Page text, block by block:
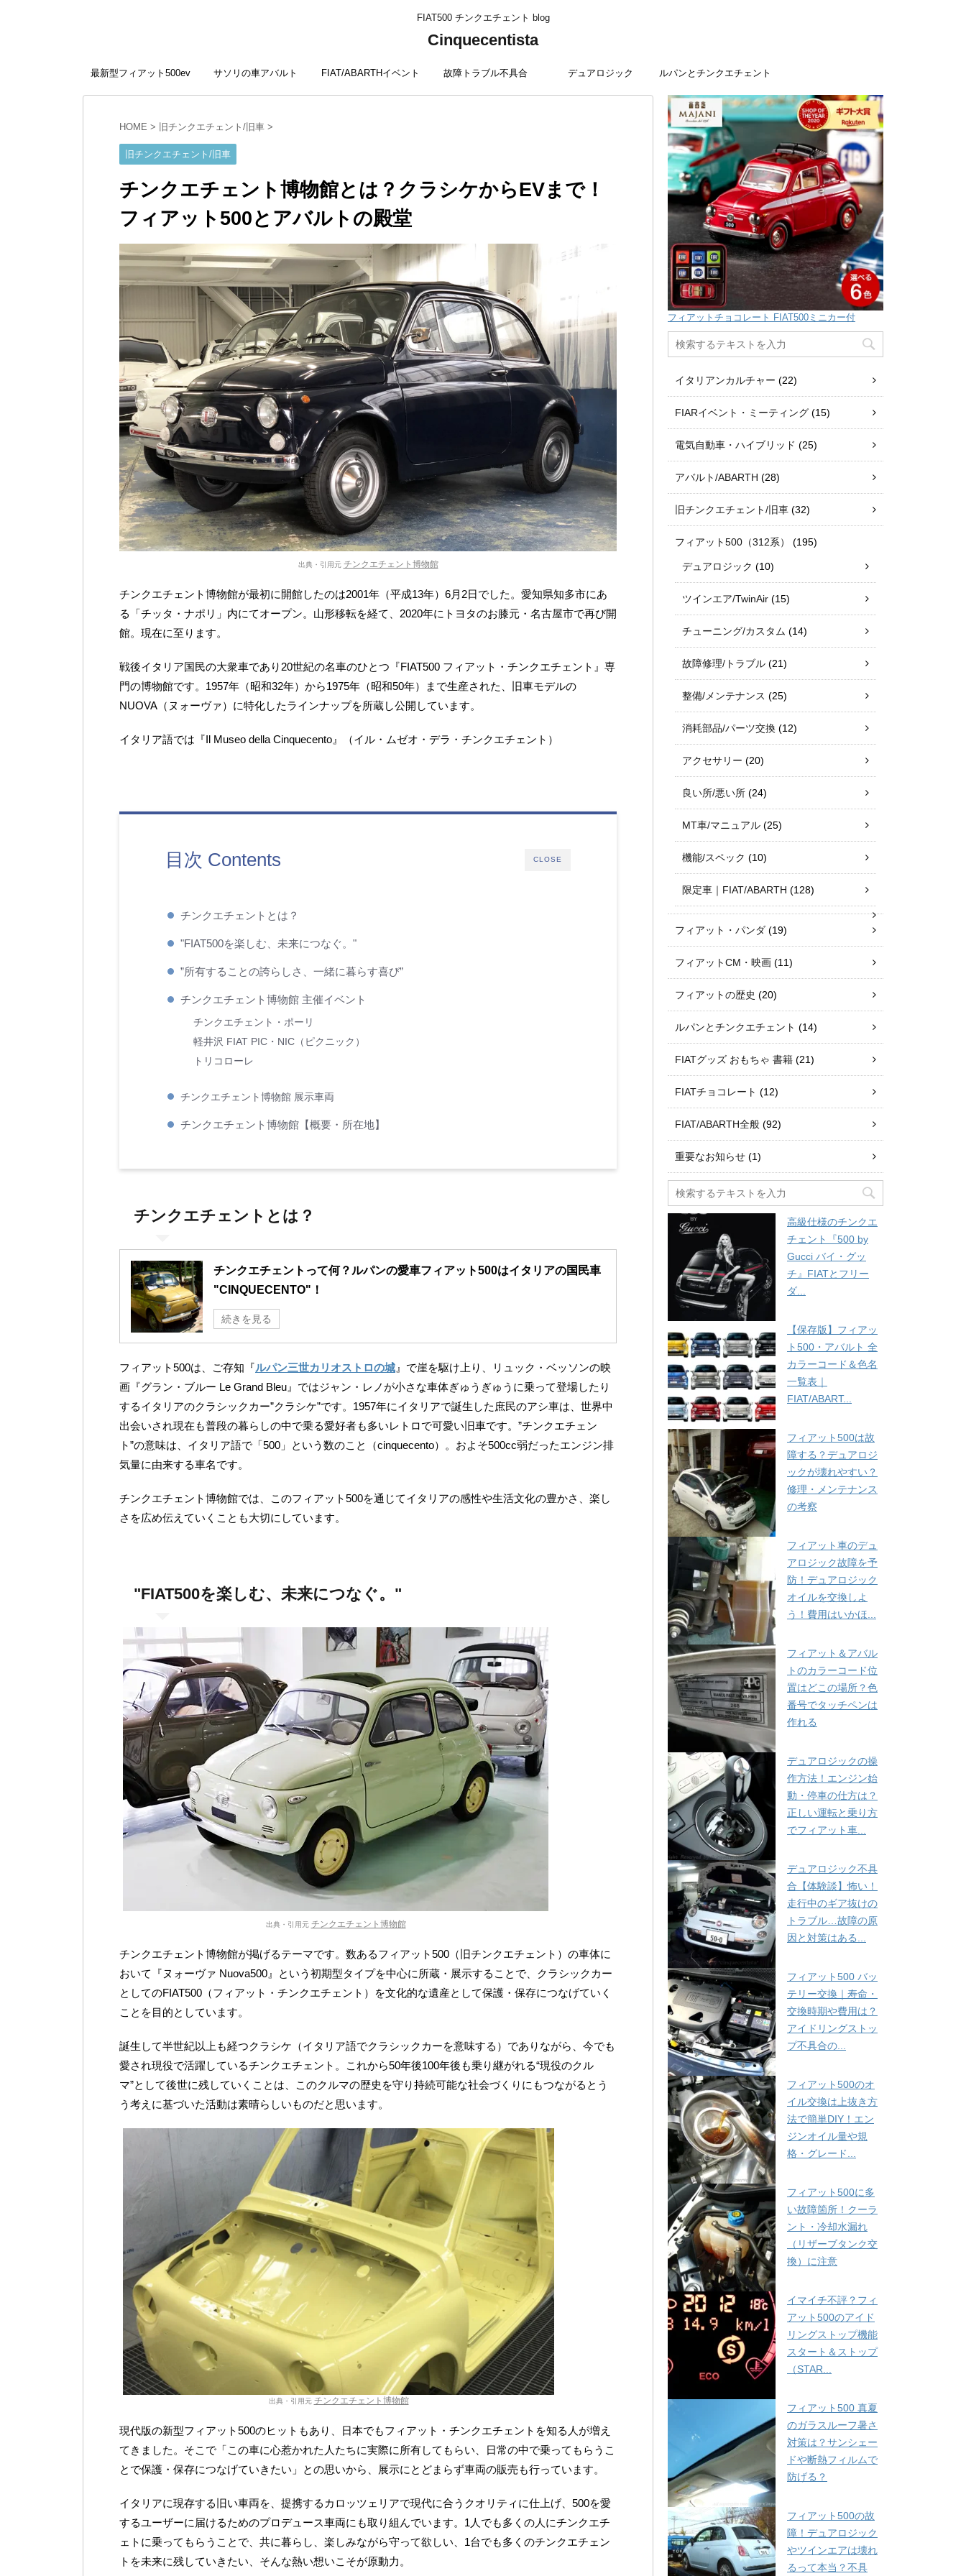
FIAT500 チンクエチェント blog
Cinquecentista
最新型フィアット500ev サソリの車アバルト FIAT/ABARTHイベント 故障トラブル不具合 デュアロジック ルパンとチンクエチェント
HOME > 旧チンクエチェント/旧車 >
旧チンクエチェント/旧車
チンクエチェント博物館とは？クラシケからEVまで！
フィアット500とアバルトの殿堂
出典・引用元 チンクエチェント博物館
チンクエチェント博物館が最初に開館したのは2001年（平成13年）6月2日でした。愛知県知多市にあ
る「チッタ・ナポリ」内にてオープン。山形移転を経て、2020年にトヨタのお膝元・名古屋市で再び開
館。現在に至ります。
戦後イタリア国民の大衆車であり20世紀の名車のひとつ『FIAT500 フィアット・チンクエチェント』専
門の博物館です。1957年（昭和32年）から1975年（昭和50年）まで生産された、旧車モデルの
NUOVA（ヌォーヴァ）に特化したラインナップを所蔵し公開しています。
イタリア語では『Il Museo della Cinquecento』（イル・ムゼオ・デラ・チンクエチェント）
CLOSE
目次 Contents
チンクエチェントとは？
"FIAT500を楽しむ、未来につなぐ。"
”所有することの誇らしさ、一緒に暮らす喜び”
チンクエチェント博物館 主催イベント
チンクエチェント・ポーリ
軽井沢 FIAT PIC・NIC（ピクニック）
トリコローレ
チンクエチェント博物館 展示車両
チンクエチェント博物館【概要・所在地】
チンクエチェントとは？
チンクエチェントって何？ルパンの愛車フィアット500はイタリアの国民車
"CINQUECENTO"！
続きを見る
フィアット500は、ご存知『ルパン三世カリオストロの城 』で崖を駆け上り、リュック・ベッソンの映
画『グラン・ブルー Le Grand Bleu』ではジャン・レノが小さな車体ぎゅうぎゅうに乗って登場したり
するイタリアのクラシックカー”クラシケ”です。1957年にイタリアで誕生した庶民のアシ車は、世界中
出会いされ現在も普段の暮らしの中で乗る愛好者も多いレトロで可愛い旧車です。”チンクエチェン
ト”の意味は、イタリア語で「500」という数のこと（cinquecento）。およそ500cc弱だったエンジン排
気量に由来する車名です。
チンクエチェント博物館では、このフィアット500を通じてイタリアの感性や生活文化の豊かさ、楽し
さを広め伝えていくことも大切にしています。
"FIAT500を楽しむ、未来につなぐ。"
出典・引用元 チンクエチェント博物館
チンクエチェント博物館が掲げるテーマです。数あるフィアット500（旧チンクエチェント）の車体に
おいて『ヌォーヴァ Nuova500』という初期型タイプを中心に所蔵・展示することで、クラシックカー
としてのFIAT500（フィアット・チンクエチェント）を文化的な遺産として保護・保存につなげていく
ことを目的としています。
誕生して半世紀以上も経つクラシケ（イタリア語でクラシックカーを意味する）でありながら、今でも
愛され現役で活躍しているチンクエチェント。これから50年後100年後も乗り継がれる“現役のクル
マ”として後世に残していくことは、このクルマの歴史を守り持続可能な社会づくりにもつながるとう
う考えに基づいた活動は素晴らしいものだと思います。
出典・引用元 チンクエチェント博物館
現代版の新型フィアット500のヒットもあり、日本でもフィアット・チンクエチェントを知る人が増え
てきました。そこで「この車に心惹かれた人たちに実際に所有してもらい、日常の中で乗ってもらうこ
とで保護・保存につなげていきたい」との思いから、展示にとどまらず車両の販売も行っています。
イタリアに現存する旧い車両を、提携するカロッツェリアで現代に合うクオリティに仕上げ、500を愛
するユーザーに届けるためのプロデュース車両にも取り組んでいます。1人でも多くの人にチンクエチ
ェトに乗ってもらうことで、共に暮らし、楽しみながら守って欲しい、1台でも多くのチンクエチェン
トを未来に残していきたい、そんな熱い想いこそが原動力。
フィアットチョコレート FIAT500ミニカー付
イタリアンカルチャー (22)
FIARイベント・ミーティング (15)
電気自動車・ハイブリッド (25)
アバルト/ABARTH (28)
旧チンクエチェント/旧車 (32)
フィアット500（312系） (195)
デュアロジック (10)
ツインエア/TwinAir (15)
チューニング/カスタム (14)
故障修理/トラブル (21)
整備/メンテナンス (25)
消耗部品/パーツ交換 (12)
アクセサリー (20)
良い所/悪い所 (24)
MT車/マニュアル (25)
機能/スペック (10)
限定車｜FIAT/ABARTH (128)
フィアット・パンダ (19)
フィアットCM・映画 (11)
フィアットの歴史 (20)
ルパンとチンクエチェント (14)
FIATグッズ おもちゃ 書籍 (21)
FIATチョコレート (12)
FIAT/ABARTH全般 (92)
重要なお知らせ (1)
高級仕様のチンクエ
チェント『500 by
Gucci バイ・グッ
チ』FIATとフリー
ダ...
【保存版】フィアッ
ト500・アバルト 全
カラーコード＆色名
一覧表｜
FIAT/ABART...
フィアット500は故
障する？デュアロジ
ックが壊れやすい？
修理・メンテナンス
の考察
フィアット車のデュ
アロジック故障を予
防！デュアロジック
オイルを交換しよ
う！費用はいかほ...
フィアット＆アバル
トのカラーコード位
置はどこの場所？色
番号でタッチペンは
作れる
デュアロジックの操
作方法！エンジン始
動・停車の仕方は？
正しい運転と乗り方
でフィアット車...
デュアロジック不具
合【体験談】怖い！
走行中のギア抜けの
トラブル…故障の原
因と対策はある...
フィアット500 バッ
テリー交換｜寿命・
交換時期や費用は？
アイドリングストッ
プ不具合の...
フィアット500のオ
イル交換は上抜き方
法で簡単DIY！エン
ジンオイル量や規
格・グレード...
フィアット500に多
い故障箇所！クーラ
ント・冷却水漏れ
（リザーブタンク交
換）に注意
イマイチ不評？フィ
アット500のアイド
リングストップ機能
スタート＆ストップ
（STAR...
フィアット500 真夏
のガラスルーフ暑さ
対策は？サンシェー
ドや断熱フィルムで
防げる？
フィアット500の故
障！デュアロジック
やツインエアは壊れ
るって本当？不具